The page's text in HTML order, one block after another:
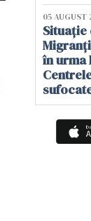
05 AUGUST
Situație
în urma